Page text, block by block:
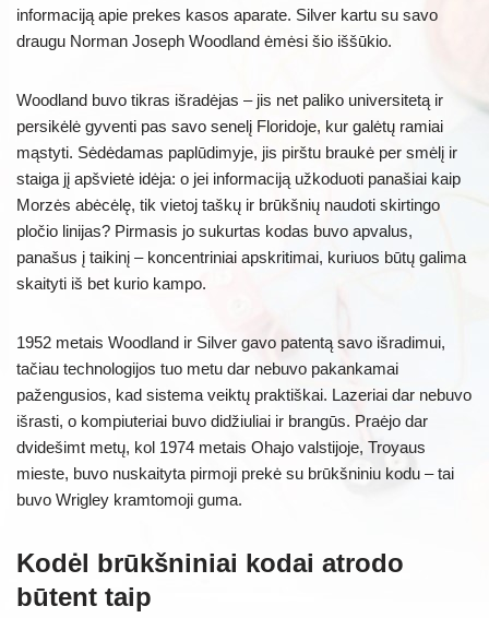
informaciją apie prekes kasos aparate. Silver kartu su savo
draugu Norman Joseph Woodland ėmėsi šio iššūkio.
Woodland buvo tikras išradėjas – jis net paliko universitetą ir
persikėlė gyventi pas savo senelį Floridoje, kur galėtų ramiai
mąstyti. Sėdėdamas paplūdimyje, jis pirštu braukė per smėlį ir
staiga jį apšvietė idėja: o jei informaciją užkoduoti panašiai kaip
Morzės abėcėlę, tik vietoj taškų ir brūkšnių naudoti skirtingo
pločio linijas? Pirmasis jo sukurtas kodas buvo apvalus,
panašus į taikinį – koncentriniai apskritimai, kuriuos būtų galima
skaityti iš bet kurio kampo.
1952 metais Woodland ir Silver gavo patentą savo išradimui,
tačiau technologijos tuo metu dar nebuvo pakankamai
pažengusios, kad sistema veiktų praktiškai. Lazeriai dar nebuvo
išrasti, o kompiuteriai buvo didžiuliai ir brangūs. Praėjo dar
dvidešimt metų, kol 1974 metais Ohajo valstijoje, Troyaus
mieste, buvo nuskaityta pirmoji prekė su brūkšniniu kodu – tai
buvo Wrigley kramtomoji guma.
Kodėl brūkšniniai kodai atrodo
būtent taip